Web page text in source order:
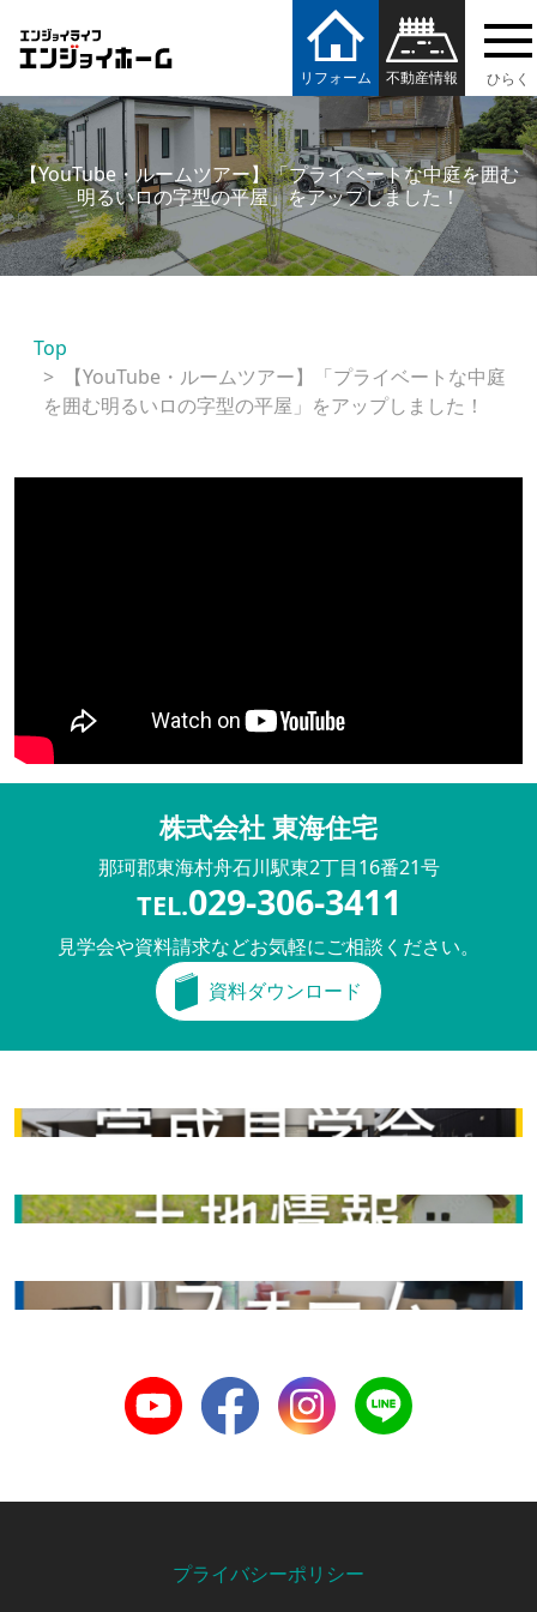
エンジョイホーム
リフォーム 不動産情報
【YouTube・ルームツアー】「プライベートな中庭を囲む
明るいロの字型の平屋」をアップしました！
Top
【YouTube・ルームツアー】「プライベートな中庭
を囲む明るいロの字型の平屋」をアップしました！
株式会社 東海住宅
那珂郡東海村舟石川駅東2丁目16番21号
TEL.029-306-3411
見学会や資料請求などお気軽にご相談ください。
資料ダウンロード
完成見学会
土地情報
Youtube FacebookInstagramLINE
プライバシーポリシー